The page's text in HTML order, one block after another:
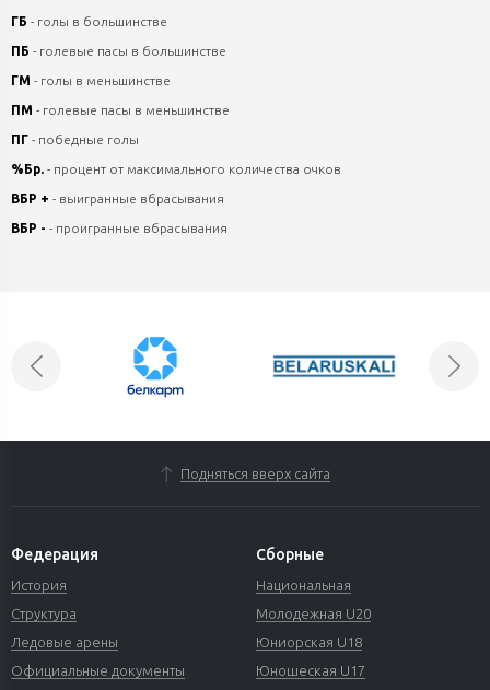
ГБ - голы в большинстве
ПБ - голевые пасы в большинстве
ГМ - голы в меньшинстве
ПМ - голевые пасы в меньшинстве
ПГ - победные голы
%Бр. - процент от максимального количества очков
ВБР + - выигранные вбрасывания
ВБР - - проигранные вбрасывания
Подняться вверх сайта
Федерация
История
Структура
Ледовые арены
Официальные документы
Сборные
Национальная
Молодежная U20
Юниорская U18
Юношеская U17